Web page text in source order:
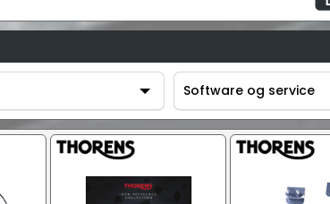
Software og service
Software og service